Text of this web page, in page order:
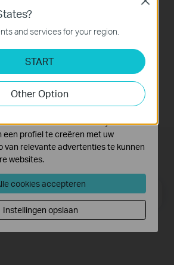
Meld je aan
and services for your region.
START
Other Option
voor de werking van de
niet worden uitgeschakeld.
geven ons de mogelijkheid uw
website te volgen en zo de
de website aan te passen en te
kunnen op onze website worden
adverteerders waar wij mee
een profiel te creëren met uw
van relevante advertenties te kunnen
websites.
cookies accepteren
Instellingen opslaan